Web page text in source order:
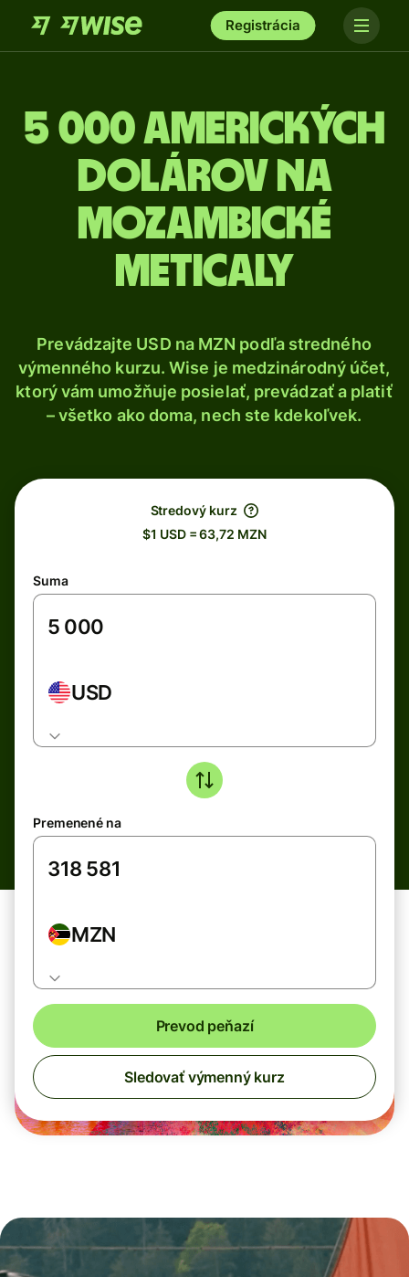
Registrácia
5 000 Amerických
dolárov na
mozambické
meticaly
Prevádzajte USD na MZN podľa stredného
výmenného kurzu. Wise je medzinárodný účet,
ktorý vám umožňuje posielať, prevádzať a platiť
– všetko ako doma, nech ste kdekoľvek.
Stredový kurz
$1 USD = 63,72 MZN
Suma
USD
Premenené na
MZN
Prevod peňazí
Sledovať výmenný kurz